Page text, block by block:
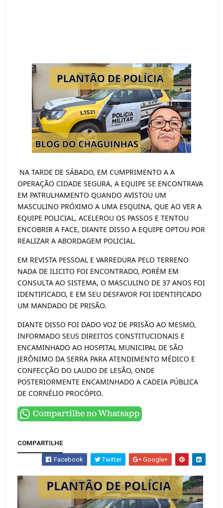
NA TARDE DE SÁBADO, EM CUMPRIMENTO A A
OPERAÇÃO CIDADE SEGURA, A EQUIPE SE ENCONTRAVA
EM PATRULHAMENTO QUANDO AVISTOU UM
MASCULINO PRÓXIMO A UMA ESQUINA, QUE AO VER A
EQUIPE POLICIAL, ACELEROU OS PASSOS E TENTOU
ENCOBRIR A FACE, DIANTE DISSO A EQUIPE OPTOU POR
REALIZAR A ABORDAGEM POLICIAL.
EM REVISTA PESSOAL E VARREDURA PELO TERRENO
NADA DE ILICITO FOI ENCONTRADO, PORÉM EM
CONSULTA AO SISTEMA, O MASCULINO DE 37 ANOS FOI
IDENTIFICADO, E EM SEU DESFAVOR FOI IDENTIFICADO
UM MANDADO DE PRISÃO.
DIANTE DISSO FOI DADO VOZ DE PRISÃO AO MESMO,
INFORMADO SEUS DIREITOS CONSTITUCIONAIS E
ENCAMINHADO AO HOSPITAL MUNICIPAL DE SÃO
JERÔNIMO DA SERRA PARA ATENDIMENTO MÉDICO E
CONFECÇÃO DO LAUDO DE LESÃO, ONDE
POSTERIORMENTE ENCAMINHADO A CADEIA PÚBLICA
DE CORNÉLIO PROCÓPIO.
COMPARTILHE
Facebook Twitter Google+